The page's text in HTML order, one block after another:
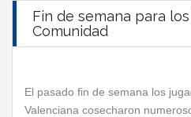
Fin de semana para
Comunidad
El pasado fin de semana los
Valenciana cosecharon